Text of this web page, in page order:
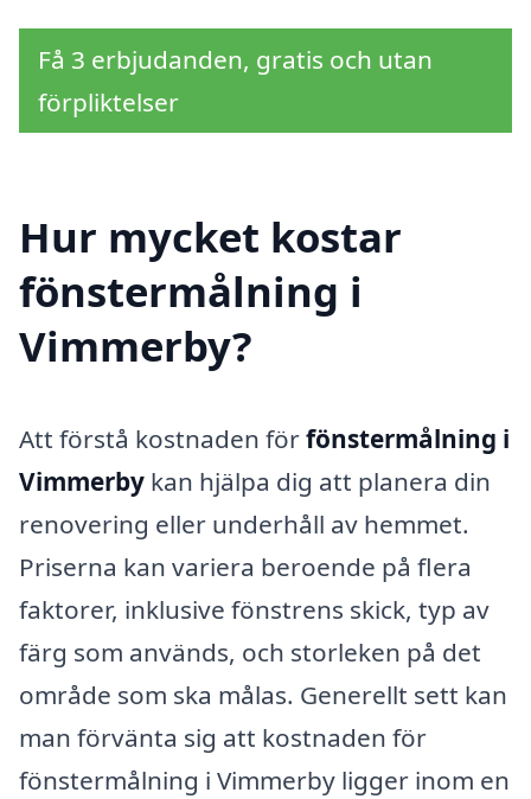
Få 3 erbjudanden, gratis och utan
förpliktelser
Hur mycket kostar
fönstermålning i
Vimmerby?
Att förstå kostnaden förfönstermålning i
Vimmerby kan hjälpa dig att planera din
renovering eller underhåll av hemmet.
Priserna kan variera beroende på flera
faktorer, inklusive fönstrens skick, typ av
färg som används, och storleken på det
område som ska målas. Generellt sett kan
man förvänta sig att kostnaden för
fönstermålning i Vimmerby ligger inom en